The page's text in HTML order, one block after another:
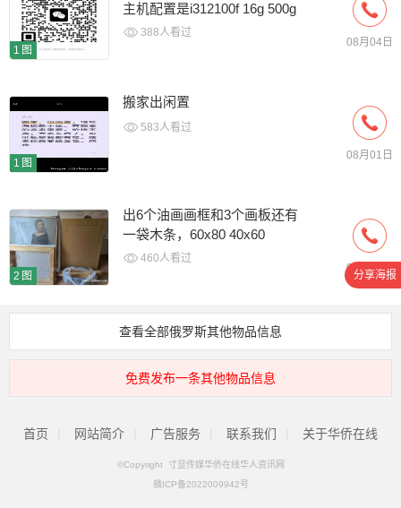
1图
主机配置是i312100f 16g 500g
固态加6500xt 4g显卡
388人看过
08月04日
1图
搬家出闲置
583人看过
08月01日
2图
出6个油画画框和3个画板还有
一袋木条，60x80 40x60
460人看过
08月01日
查看全部俄罗斯其他物品信息
免费发布一条其他物品信息
首页 网站简介 广告服务 联系我们 关于华侨在线
©Copyright 寸显传媒华侨在线华人资讯网
赣ICP备2022009942号
分享海报